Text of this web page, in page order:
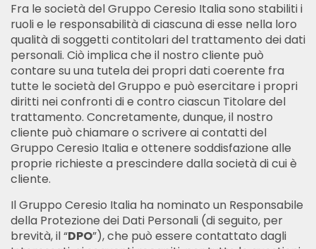
Fra le società del Gruppo Ceresio Italia sono stabiliti i
ruoli e le responsabilità di ciascuna di esse nella loro
qualità di soggetti contitolari del trattamento dei dati
personali. Ciò implica che il nostro cliente può
contare su una tutela dei propri dati coerente fra
tutte le società del Gruppo e può esercitare i propri
diritti nei confronti di e contro ciascun Titolare del
trattamento. Concretamente, dunque, il nostro
cliente può chiamare o scrivere ai contatti del
Gruppo Ceresio Italia e ottenere soddisfazione alle
proprie richieste a prescindere dalla società di cui è
cliente.
Il Gruppo Ceresio Italia ha nominato un Responsabile
della Protezione dei Dati Personali (di seguito, per
brevità, il “DPO”), che può essere contattato dagli